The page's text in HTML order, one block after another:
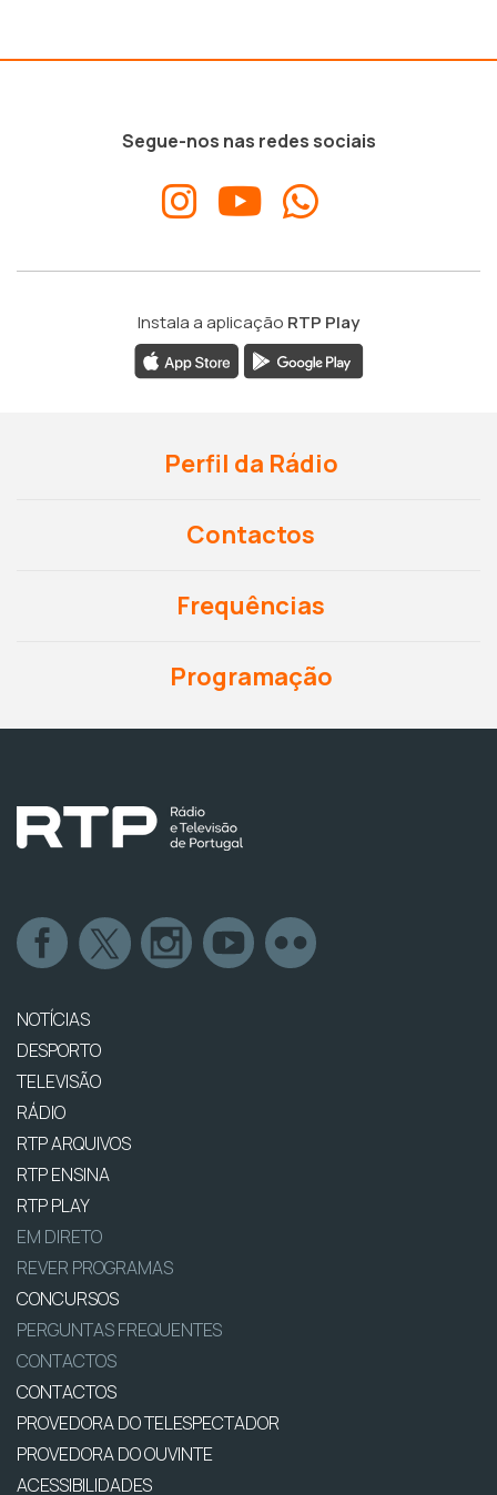
Segue-nos nas redes sociais
Instala a aplicação RTP Play
Perfil da Rádio
Contactos
Frequências
Programação
NOTÍCIAS
DESPORTO
TELEVISÃO
RÁDIO
RTP ARQUIVOS
RTP ENSINA
RTP PLAY
EM DIRETO
REVER PROGRAMAS
CONCURSOS
PERGUNTAS FREQUENTES
CONTACTOS
CONTACTOS
PROVEDORA DO TELESPECTADOR
PROVEDORA DO OUVINTE
ACESSIBILIDADES